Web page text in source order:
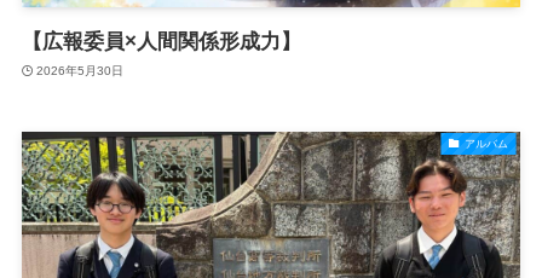
【広報委員×人間関係形成力】
2026年5月30日
アルバム